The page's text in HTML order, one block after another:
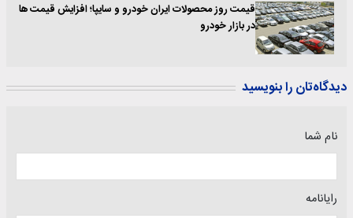
قیمت روز محصولات ایران خودرو و سایپا؛ افزایش قیمت ها
در بازار خودرو
دیدگاه‌تان را بنویسید
نام شما
رایانامه